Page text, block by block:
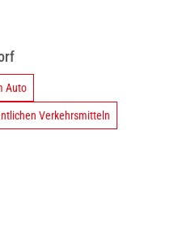
Auto
Verkehrsmitteln